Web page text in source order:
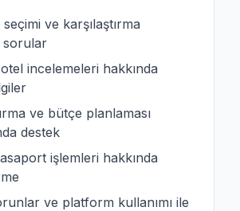
ve karşılaştırma
sorular
incelemeleri hakkında
ve bütçe planlaması
destek
işlemleri hakkında
ve platform kullanımı ile